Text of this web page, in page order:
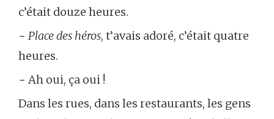
c’était douze heures.
− Place des héros, t’avais adoré, c’était quatre
heures.
− Ah oui, ça oui !
Dans les rues, dans les restaurants, les gens